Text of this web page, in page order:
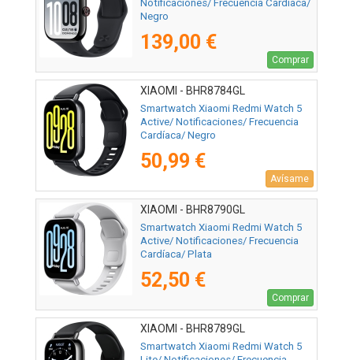
Notificaciones/ Frecuencia Cardíaca/
Negro
139,00 €
Comprar
XIAOMI - BHR8784GL
Smartwatch Xiaomi Redmi Watch 5
Active/ Notificaciones/ Frecuencia
Cardíaca/ Negro
50,99 €
Avísame
XIAOMI - BHR8790GL
Smartwatch Xiaomi Redmi Watch 5
Active/ Notificaciones/ Frecuencia
Cardíaca/ Plata
52,50 €
Comprar
XIAOMI - BHR8789GL
Smartwatch Xiaomi Redmi Watch 5